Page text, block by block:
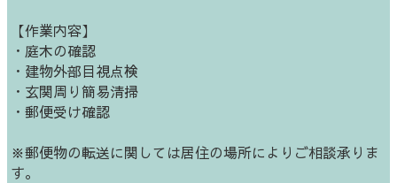
【作業内容】
・庭木の確認
・建物外部目視点検
・玄関周り簡易清掃
・郵便受け確認
※郵便物の転送に関しては居住の場所によりご相談承りま
す。